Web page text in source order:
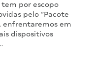
por escopo
pelo “Pacote
enfrentaremos em
dispositivos